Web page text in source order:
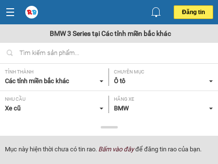
Đăng tin
BMW 3 Series tại Các tỉnh miền bắc khác
TỈNH THÀNH
Các tỉnh miền bắc khác
CHUYÊN MỤC
Ô tô
NHU CẦU
Xe cũ
HÃNG XE
BMW
3 Series
NĂM SẢN XUẤT
Tất cả
GIÁ XE XUẤT XỨ
Mục này hiện thời chưa có tin rao. Bấm vào đâyđể đăng tin rao của bạn.